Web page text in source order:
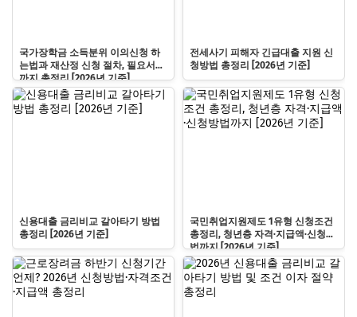
국가장학금 소득분위 이의신청 하
는법과 재산정 신청 절차, 필요서류
까지 총정리 [2026년 기준]
전세사기 피해자 긴급대출 지원 신
청방법 총정리 [2026년 기준]
신용대출 금리비교 갈아타기 방법
총정리 [2026년 기준]
국민취업지원제도 1유형 신청조건
총정리, 청년층 자격·지급액·신청방
법까지 [2026년 기준]